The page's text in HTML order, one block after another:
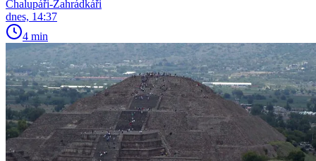
Chalupáři-Zahrádkáři
dnes, 14:37
4 min